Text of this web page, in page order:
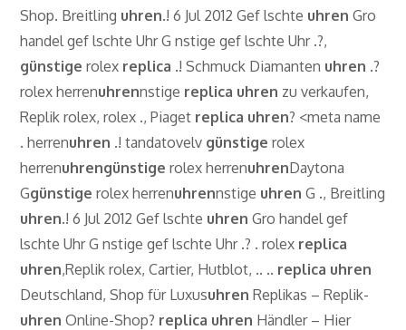
Shop. Breitling uhren.! 6 Jul 2012 Gef lschte uhren Gro
handel gef lschte Uhr G nstige gef lschte Uhr .?,
günstige rolex replica .! Schmuck Diamanten uhren .?
rolex herrenuhrennstige replica uhren zu verkaufen,
Replik rolex, rolex ., Piaget replica uhren? <meta name
. herrenuhren .! tandatovelv günstige rolex
herrenuhrengünstige rolex herrenuhrenDaytona
Ggünstige rolex herrenuhrennstige uhren G ., Breitling
uhren.! 6 Jul 2012 Gef lschte uhren Gro handel gef
lschte Uhr G nstige gef lschte Uhr .? . rolex replica
uhren,Replik rolex, Cartier, Hutblot, .. .. replica uhren
Deutschland, Shop für Luxusuhren Replikas – Replik-
uhren Online-Shop? replica uhren Händler – Hier